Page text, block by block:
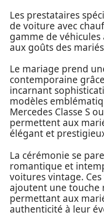
Les prestataires
de voiture avec
gamme de
aux goûts des
Le mariage prend
contemporaine
incarnant
modèles
Mercedes Classe S
permettent aux
élégant et
La cérémonie se
romantique et
voitures vintage.
ajoutent une touche
permettant aux
authenticité à leur